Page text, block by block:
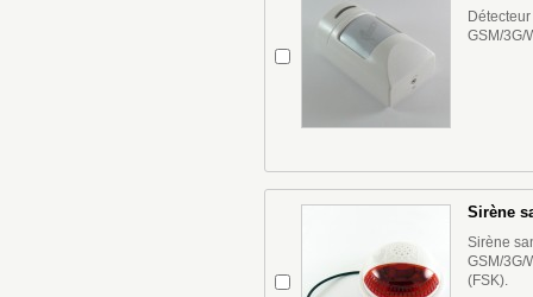
GSM/3G/
Sirène
Sirène
GSM/3G/
(FSK).